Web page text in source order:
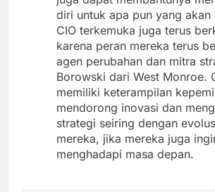
diri untuk apa pun yang akan
CIO terkemuka juga terus
karena peran mereka terus
agen perubahan dan mitra
Borowski dari West Monroe.
memiliki keterampilan
mendorong inovasi dan
strategi seiring dengan
mereka, jika mereka juga
menghadapi masa depan.